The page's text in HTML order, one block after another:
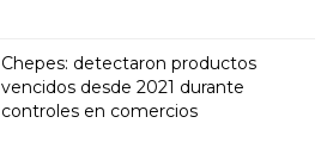
Chepes: detectaron productos
vencidos desde 2021 durante
controles en comercios